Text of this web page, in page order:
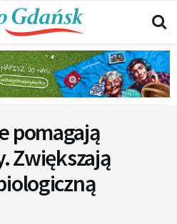
pomagają
Zwiększają